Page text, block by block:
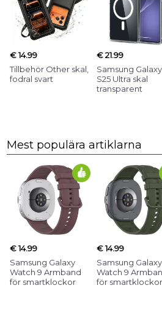
€ 14.99
Tillbehör Other skal,
fodral svart
€ 21.99
Samsung Galaxy
S25 Ultra skal
transparent
Mest populära artiklarna
€ 14.99
Samsung Galaxy
Watch 9 Armband
för smartklockor
€ 14.99
Samsung Galaxy
Watch 9
för smartklockor